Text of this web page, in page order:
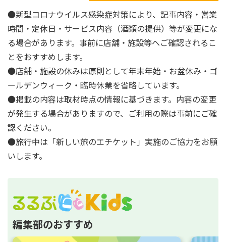
●新型コロナウイルス感染症対策により、記事内容・営業
時間・定休日・サービス内容（酒類の提供）等が変更にな
る場合があります。事前に店舗・施設等へご確認されるこ
とをおすすめします。
●店舗・施設の休みは原則として年末年始・お盆休み・ゴ
ールデンウィーク・臨時休業を省略しています。
●掲載の内容は取材時点の情報に基づきます。内容の変更
が発生する場合がありますので、ご利用の際は事前にご確
認ください。
●旅行中は「新しい旅のエチケット」実施のご協力をお願
いします。
編集部のおすすめ